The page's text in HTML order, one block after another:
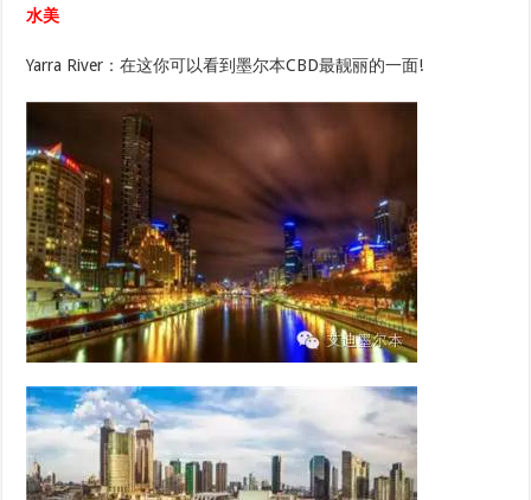
水美
Yarra River：在这你可以看到墨尔本CBD最靓丽的一面!